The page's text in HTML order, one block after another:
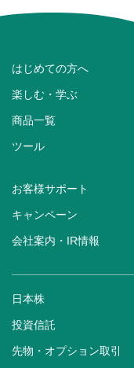
はじめての方へ
楽しむ・学ぶ
商品一覧
ツール
お客様サポート
キャンペーン
会社案内・IR情報
日本株
投資信託
先物・オプション取引